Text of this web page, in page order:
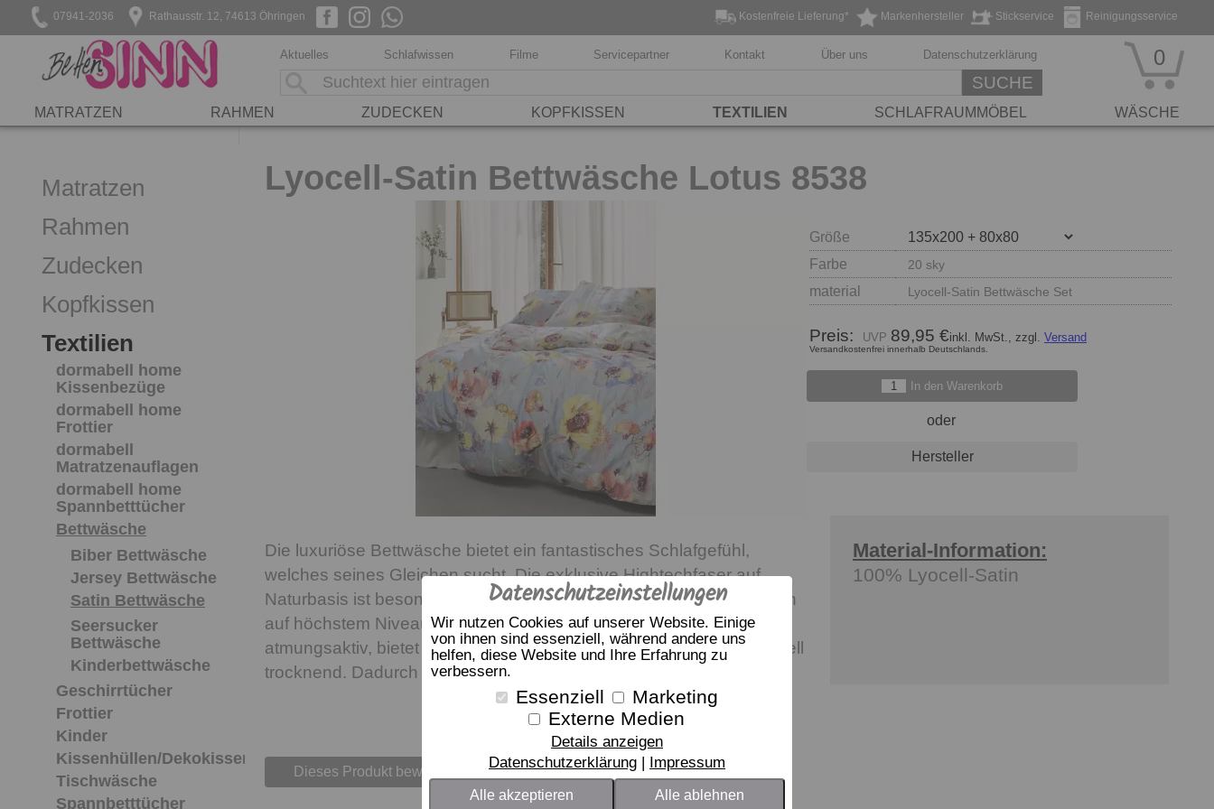
Datenschutzeinstellungen
Wir nutzen Cookies auf unserer Website. Einige
von ihnen sind essenziell, während andere uns
helfen, diese Website und Ihre Erfahrung zu
verbessern.
Essenziell
Marketing
Externe Medien
Details anzeigen
Datenschutzerklärung
Impressum
Alle akzeptieren Alle ablehnen
07941-2036 Rathausstr. 12, 74613 Öhringen Reinigungsservice
Stickservice
Markenhersteller
Kostenfreie Lieferung*
Aktuelles Schlafwissen Filme Servicepartner Kontakt Über uns Datenschutzerklärung
SUCHE
0
MATRATZEN RAHMEN ZUDECKEN KOPFKISSEN TEXTILIEN SCHLAFRAUMMÖBEL WÄSCHE
Matratzen
Rahmen
Zudecken
Kopfkissen
Textilien
dormabell home
Kissenbezüge
dormabell home
Frottier
dormabell
Matratzenauflagen
dormabell home
Spannbetttücher
Bettwäsche
Biber Bettwäsche
Jersey Bettwäsche
Satin Bettwäsche
Seersucker
Bettwäsche
Kinderbettwäsche
Geschirrtücher
Frottier
Kinder
Kissenhüllen/Dekokissen
Tischwäsche
Spannbetttücher
Lyocell-Satin Bettwäsche Lotus 8538
Größe
Farbe
20 sky
material Lyocell-Satin Bettwäsche Set
Preis: 89,95 €inkl. MwSt., zzgl. Versand
Versandkostenfrei innerhalb Deutschlands.
In den Warenkorb
oder
Hersteller
Die luxuriöse Bettwäsche bietet ein fantastisches Schlafgefühl,
welches seines Gleichen sucht. Die exklusive Hightechfaser auf
Naturbasis ist besonders hautfreundlich und super soft. Für Schlafen
auf höchstem Niveau. Darüber hinaus ist sie auch noch extrem
atmungsaktiv, bietet eine hohe Feuchtigkeitsaufnahme und ist schnell
trocknend. Dadurch ist sie besonders gut für Allergiker geeignet.
Material-Information:
100% Lyocell-Satin
Dieses Produkt bewerten